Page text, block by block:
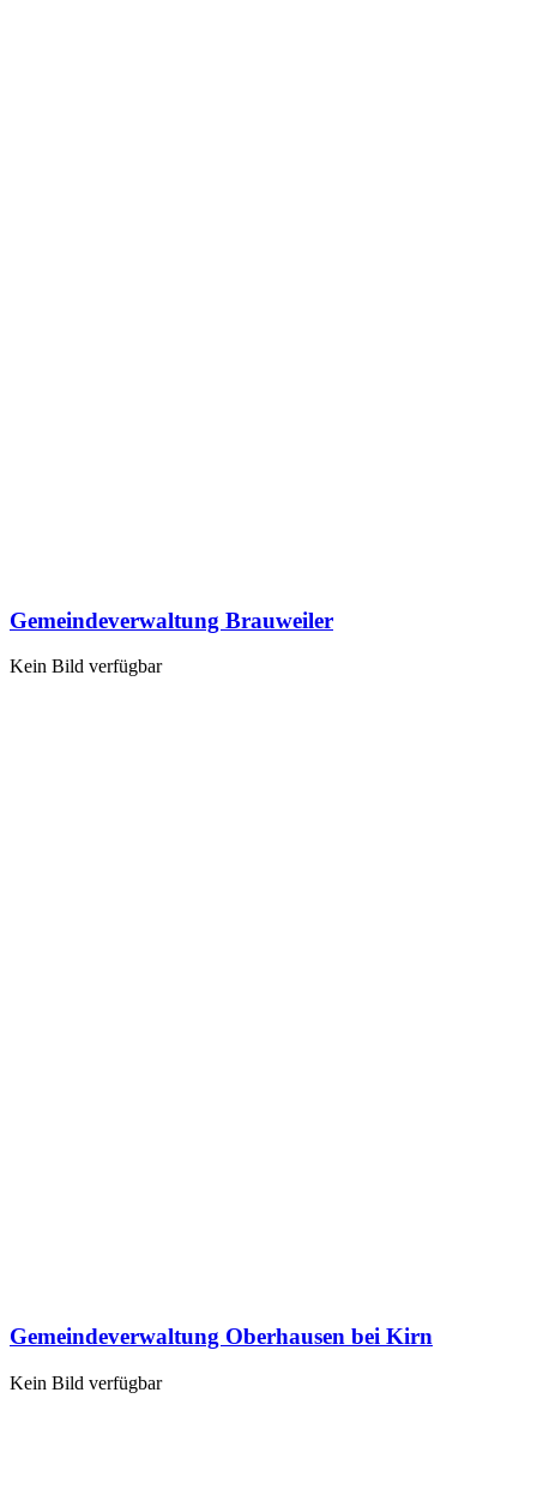
Gemeindeverwaltung Brauweiler
Kein Bild verfügbar
Gemeindeverwaltung Oberhausen bei Kirn
Kein Bild verfügbar